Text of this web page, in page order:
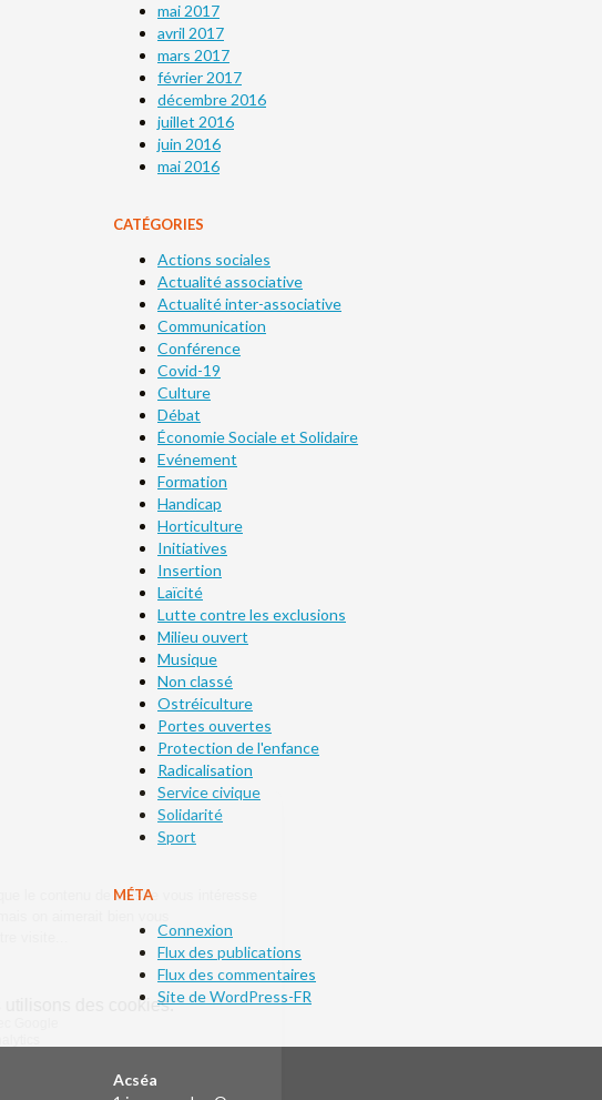
mai 2017
avril 2017
mars 2017
février 2017
décembre 2016
juillet 2016
juin 2016
mai 2016
CATÉGORIES
Actions sociales
Actualité associative
Actualité inter-associative
Communication
Conférence
Covid-19
Culture
Débat
Économie Sociale et Solidaire
Evénement
Formation
Handicap
Horticulture
Initiatives
Insertion
Laïcité
Lutte contre les exclusions
Milieu ouvert
Musique
Non classé
Ostréiculture
Portes ouvertes
Protection de l'enfance
Radicalisation
Service civique
Solidarité
Sport
MÉTA
Connexion
Flux des publications
Flux des commentaires
Site de WordPress-FR
Acséa